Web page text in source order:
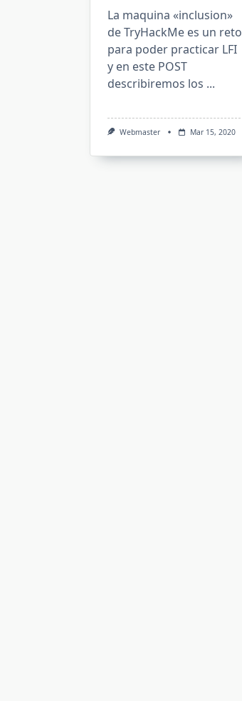
La maquina «inclusion»
de TryHackMe es un reto
para poder practicar LFI
y en este POST
describiremos los ...
Webmaster Mar 15, 2020